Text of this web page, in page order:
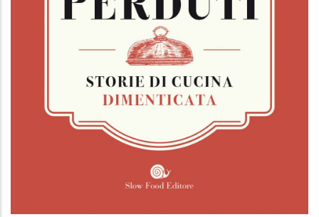
Piccolo atlante dei cibi perduti